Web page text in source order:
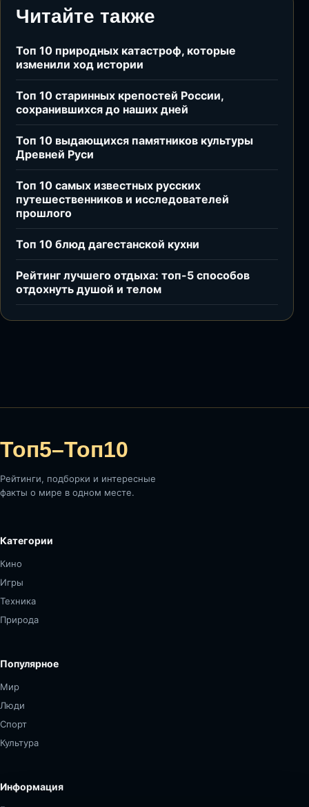
Читайте также
Топ 10 природных катастроф, которые
изменили ход истории
Топ 10 старинных крепостей России,
сохранившихся до наших дней
Топ 10 выдающихся памятников культуры
Древней Руси
Топ 10 самых известных русских
путешественников и исследователей
прошлого
Топ 10 блюд дагестанской кухни
Рейтинг лучшего отдыха: топ-5 способов
отдохнуть душой и телом
Топ5–Топ10
Рейтинги, подборки и интересные
факты о мире в одном месте.
Категории
Кино
Игры
Техника
Природа
Популярное
Мир
Люди
Спорт
Культура
Информация